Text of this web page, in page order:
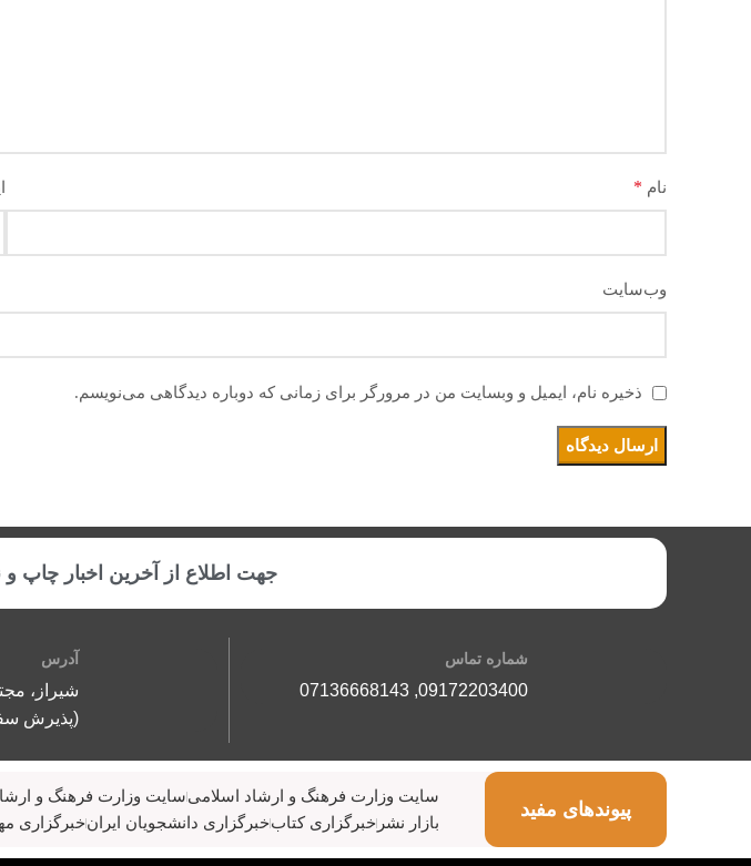
نام *
وب‌سایت
ذخیره نام، ایمیل و وبسایت من در مرورگر برای زمانی که دوباره دیدگاهی می‌نویسم.
جهت اطلاع از آخرین اخبار چاپ
شماره تماس
09172203400
,
07136668143
آدرس
(پذیرش
پیوندهای مفید
سایت وزارت فرهنگ و ارشاد اسلامیسایت وزارت فرهنگ و
بازار نشرخبرگزاری کتابخبرگزاری دانشجویان ایرانخبرگزاری